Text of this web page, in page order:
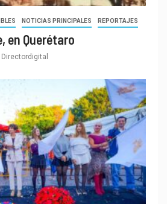
NOTICIAS PRINCIPALES REPORTAJES
en Querétaro
Directordigital